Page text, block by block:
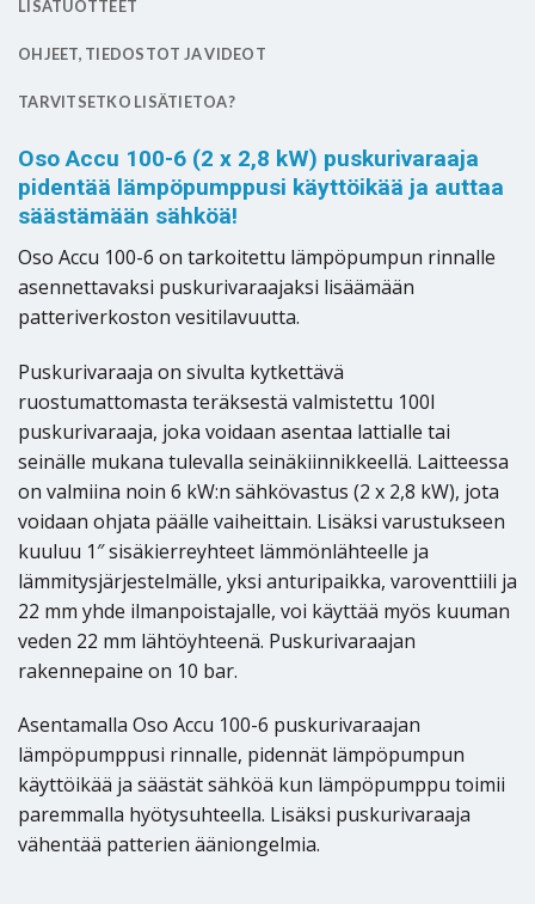
LISÄTUOTTEET
OHJEET, TIEDOSTOT JA VIDEOT
TARVITSETKO LISÄTIETOA?
Oso Accu 100-6 (2 x 2,8 kW) puskurivaraaja
pidentää lämpöpumppusi käyttöikää ja auttaa
säästämään sähköä!
Oso Accu 100-6 on tarkoitettu lämpöpumpun rinnalle
asennettavaksi puskurivaraajaksi lisäämään
patteriverkoston vesitilavuutta.
Puskurivaraaja on sivulta kytkettävä
ruostumattomasta teräksestä valmistettu 100l
puskurivaraaja, joka voidaan asentaa lattialle tai
seinälle mukana tulevalla seinäkiinnikkeellä. Laitteessa
on valmiina noin 6 kW:n sähkövastus (2 x 2,8 kW), jota
voidaan ohjata päälle vaiheittain. Lisäksi varustukseen
kuuluu 1″ sisäkierreyhteet lämmönlähteelle ja
lämmitysjärjestelmälle, yksi anturipaikka, varoventtiili ja
22 mm yhde ilmanpoistajalle, voi käyttää myös kuuman
veden 22 mm lähtöyhteenä. Puskurivaraajan
rakennepaine on 10 bar.
Asentamalla Oso Accu 100-6 puskurivaraajan
lämpöpumppusi rinnalle, pidennät lämpöpumpun
käyttöikää ja säästät sähköä kun lämpöpumppu toimii
paremmalla hyötysuhteella. Lisäksi puskurivaraaja
vähentää patterien ääniongelmia.